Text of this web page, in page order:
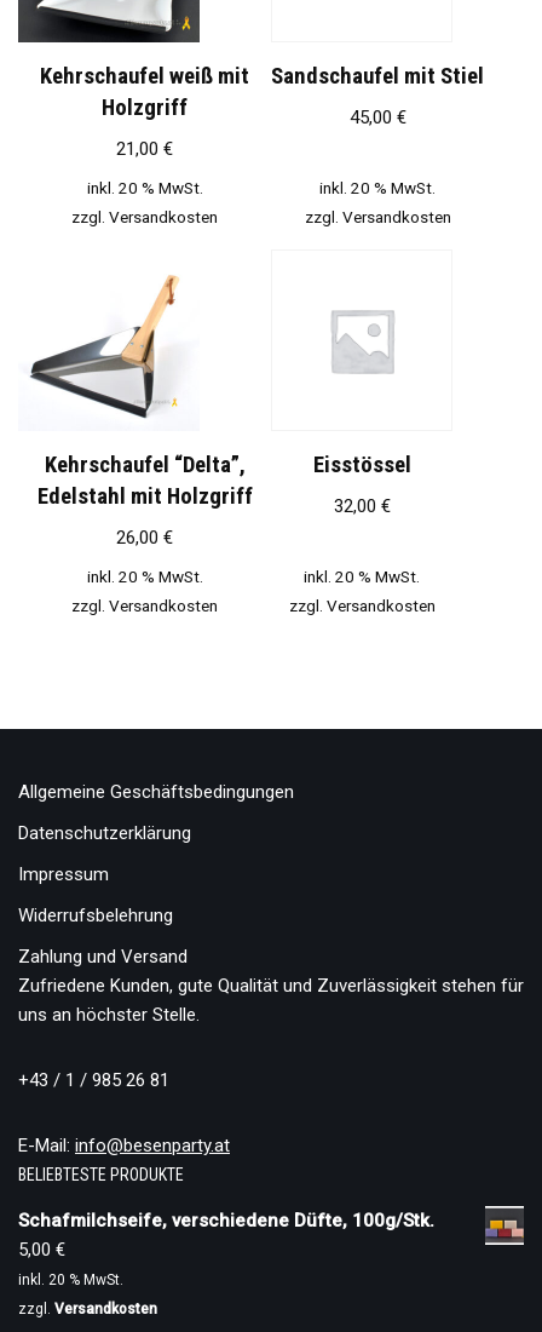
Kehrschaufel weiß mit
Holzgriff
21,00 €
inkl. 20 % MwSt.
zzgl. Versandkosten
Sandschaufel mit Stiel
45,00 €
inkl. 20 % MwSt.
zzgl. Versandkosten
Kehrschaufel “Delta”,
Edelstahl mit Holzgriff
26,00 €
inkl. 20 % MwSt.
zzgl. Versandkosten
Eisstössel
32,00 €
inkl. 20 % MwSt.
zzgl. Versandkosten
Allgemeine Geschäftsbedingungen
Datenschutzerklärung
Impressum
Widerrufsbelehrung
Zahlung und Versand
Zufriedene Kunden, gute Qualität und Zuverlässigkeit stehen für
uns an höchster Stelle.
+43 / 1 / 985 26 81
E-Mail: info@besenparty.at
BELIEBTESTE PRODUKTE
Schafmilchseife, verschiedene Düfte, 100g/Stk.
5,00 €
inkl. 20 % MwSt.
zzgl. Versandkosten